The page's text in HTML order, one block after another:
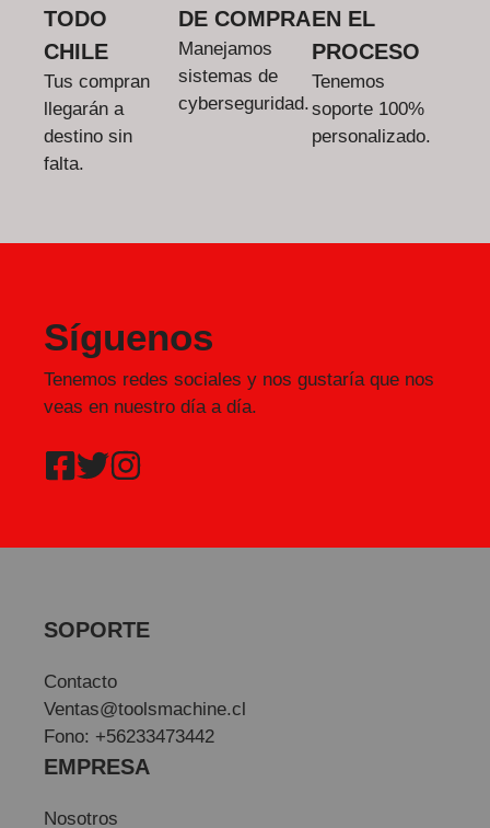
TODO
CHILE
Tus compran
llegarán a
destino sin
falta.
DE COMPRA
Manejamos
sistemas de
cyberseguridad.
EN EL
PROCESO
Tenemos
soporte 100%
personalizado.
Síguenos
Tenemos redes sociales y nos gustaría que nos
veas en nuestro día a día.
SOPORTE
Contacto
Ventas@toolsmachine.cl
Fono: +56233473442
EMPRESA
Nosotros